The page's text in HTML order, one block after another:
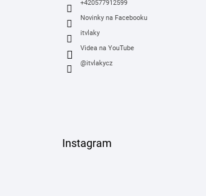
+420577912599
Novinky na Facebooku
itvlaky
Videa na YouTube
@itvlakycz
Instagram